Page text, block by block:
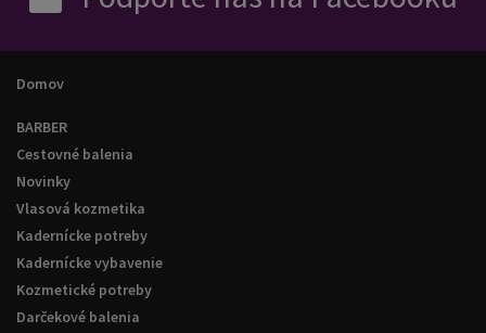
Domov
BARBER
Cestovné balenia
Novinky
Vlasová kozmetika
Kadernícke potreby
Kadernícke vybavenie
Kozmetické potreby
Darčekové balenia